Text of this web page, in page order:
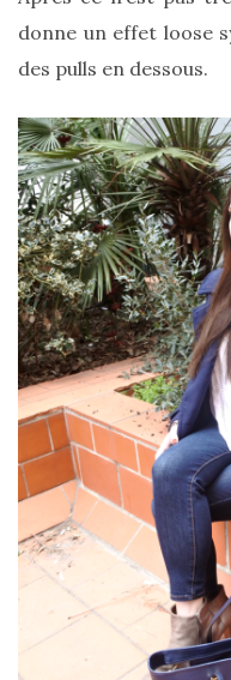
été
2026
:
sélection
chic
et
pratique
au
quotidien
09/05/2026
donne un effet loose
des pulls en dessous.